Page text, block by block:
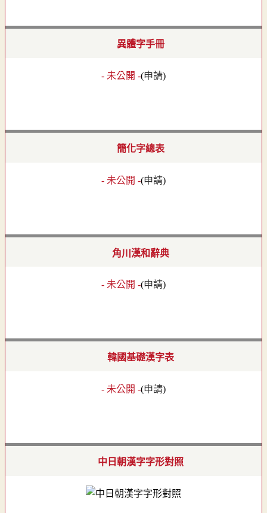
異體字手冊
- 未公開 -(申請)
簡化字總表
- 未公開 -(申請)
角川漢和辭典
- 未公開 -(申請)
韓國基礎漢字表
- 未公開 -(申請)
中日朝漢字字形對照